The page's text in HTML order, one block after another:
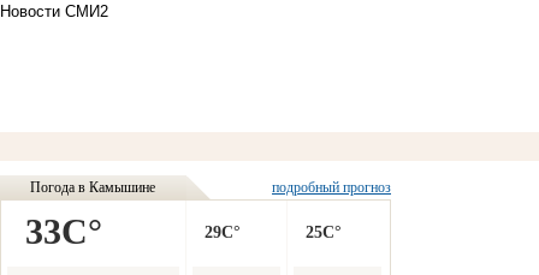
Новости СМИ2
Погода в Камышине подробный прогноз
33C° 29C° 25C°